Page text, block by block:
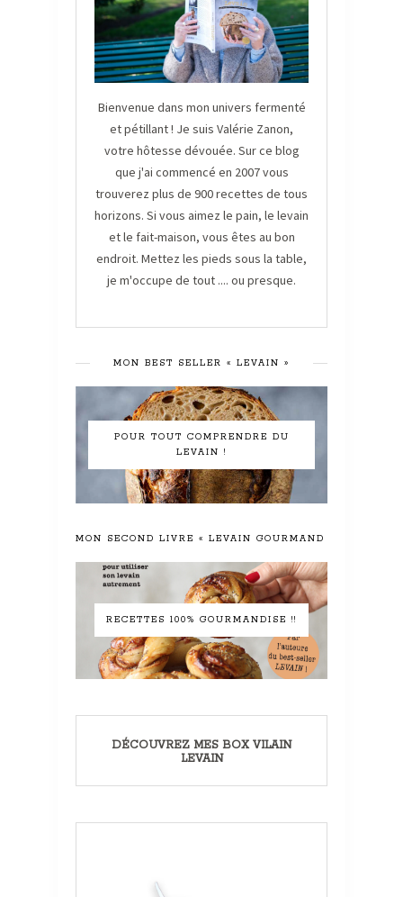
Bienvenue dans mon univers fermenté
et pétillant ! Je suis Valérie Zanon,
votre hôtesse dévouée. Sur ce blog
que j'ai commencé en 2007 vous
trouverez plus de 900 recettes de tous
horizons. Si vous aimez le pain, le levain
et le fait-maison, vous êtes au bon
endroit. Mettez les pieds sous la table,
je m'occupe de tout .... ou presque.
MON BEST SELLER « LEVAIN »
POUR TOUT COMPRENDRE DU
LEVAIN !
MON SECOND LIVRE « LEVAIN GOURMAND »
RECETTES 100% GOURMANDISE !!
DÉCOUVREZ MES BOX VILAIN
LEVAIN